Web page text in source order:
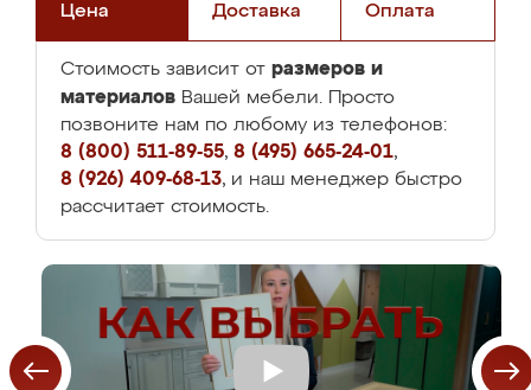
Цена Доставка Оплата
Стоимость зависит от размеров и
материалов Вашей мебели. Просто
позвоните нам по любому из телефонов:
8 (800) 511-89-55, 8 (495) 665-24-01,
8 (926) 409-68-13, и наш менеджер быстро
рассчитает стоимость.